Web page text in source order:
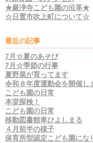
★厳浄寺こども園の沿革★
☆日置市吹上町について☆
最近の記事
7月☆夏のあそび
7月☆季節の行事
夏野菜が育ってます
令和８年度運動会を開催し
こども園の日常
本堂探検！
こども園の日常
移動図書館車ひよしまる
４月前半の様子
保育所型認定こども園にな